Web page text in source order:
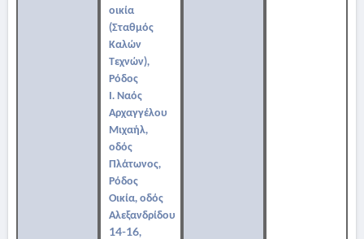
οικία
(Σταθμός
Καλών
Τεχνών),
Ρόδος
Ι. Ναός
Αρχαγγέλου
Μιχαήλ,
οδός
Πλάτωνος,
Ρόδος
Οικία, οδός
Αλεξανδρίδου
14-16,